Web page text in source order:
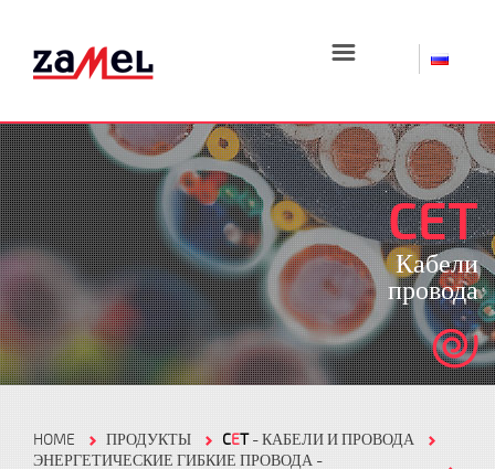
☰
CET
Кабели
провода
HOME ПРОДУКТЫ CET- КАБЕЛИ И ПРОВОДА
ЭНЕРГЕТИЧЕСКИЕ ГИБКИЕ ПРОВОДА -